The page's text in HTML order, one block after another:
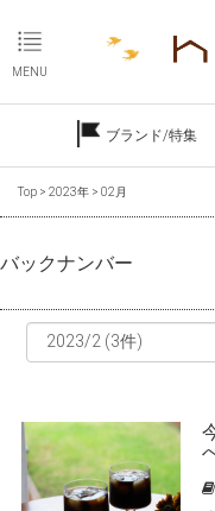
MENU
ブランド/特集
Top > 2023年 > 02月
バックナンバー